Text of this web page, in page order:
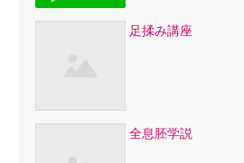
足揉み講座
全息胚学説